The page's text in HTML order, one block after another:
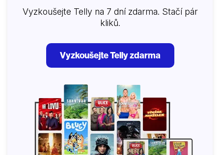
Vyzkoušejte Telly na 7 dní zdarma. Stačí pár
kliků.
Vyzkoušejte Telly zdarma